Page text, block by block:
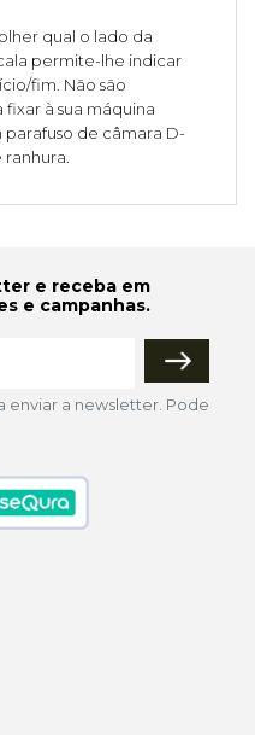
qual o lado da
permite-lhe indicar
fim. Não são
fixar à sua máquina
de câmara D-
e receba em
e campanhas.
enviar a newsletter. Pode